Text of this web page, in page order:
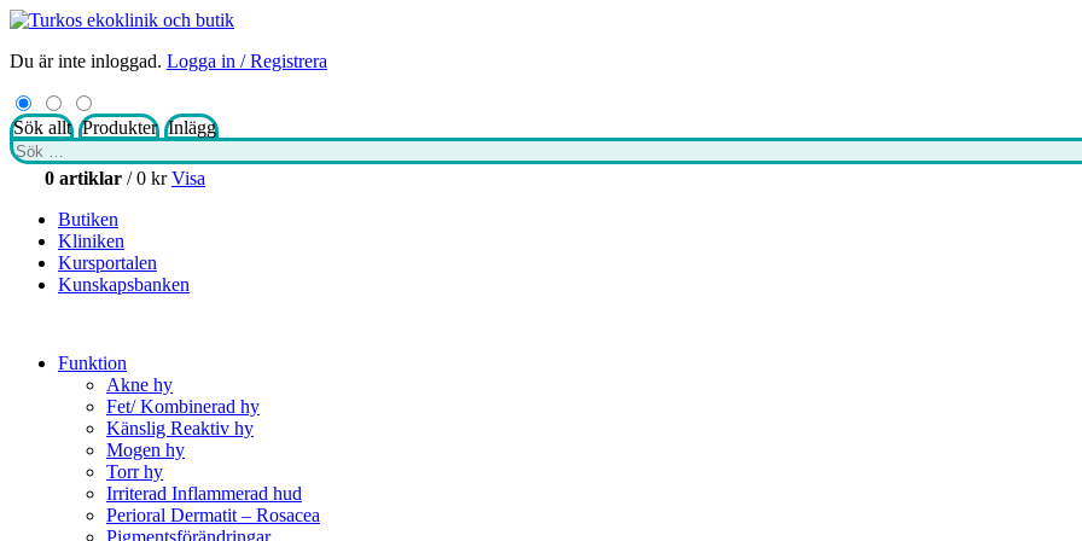
Du är inte inloggad. Logga in / Registrera
Sök allt Produkter Inlägg
Sök
efter:0 artiklar /0 kr Visa
Butiken
Kliniken
Kursportalen
Kunskapsbanken
Funktion
Akne hy
Fet/ Kombinerad hy
Känslig Reaktiv hy
Mogen hy
Torr hy
Irriterad Inflammerad hud
Perioral Dermatit – Rosacea
Pigmentsförändringar